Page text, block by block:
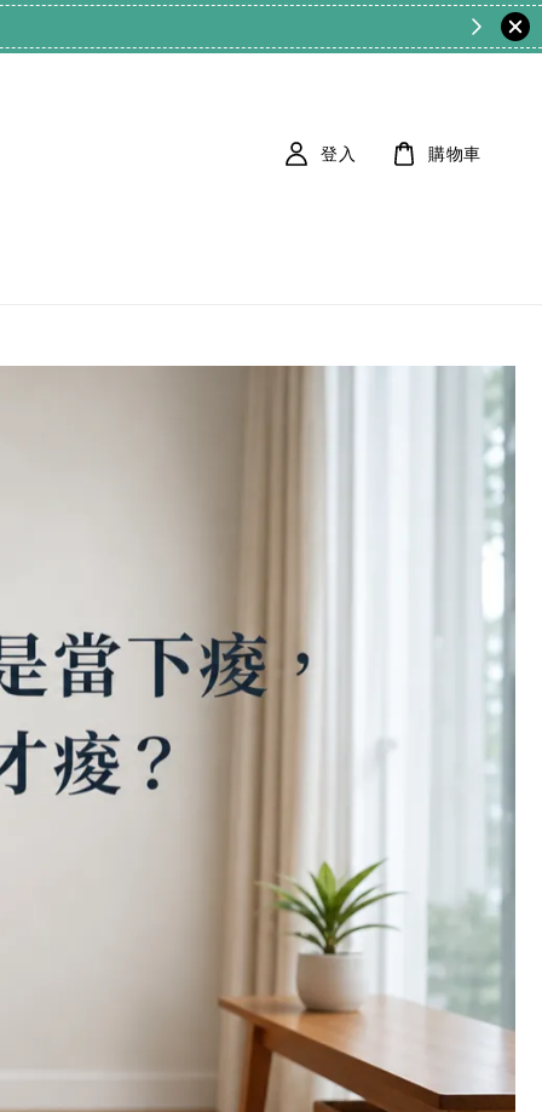
登入 購物車